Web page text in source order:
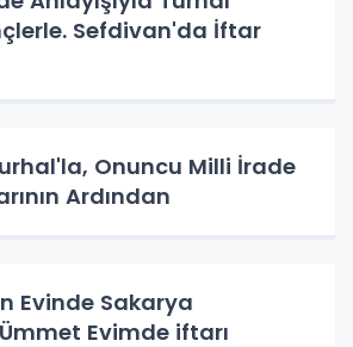
Sefdivan'da İftar
Onuncu Milli İrade
Ardından
Evinde Sakarya
Evimde iftarı